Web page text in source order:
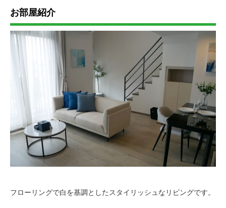
お部屋紹介
フローリングで白を基調としたスタイリッシュなリビングです。